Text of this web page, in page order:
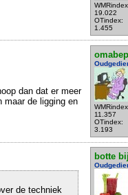
19.022
OTindex:
1.455
omabep
11.357
OTindex:
3.193
dan dat er meer
maar de ligging en
botte
de techniek